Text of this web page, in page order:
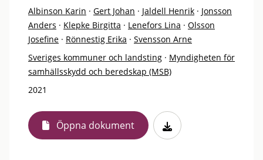
Albinson Karin · Gert Johan · Jaldell Henrik · Jonsson
Anders · Klepke Birgitta · Lenefors Lina · Olsson
Josefine · Rönnestig Erika · Svensson Arne
Sveriges kommuner och landsting · Myndigheten för
samhällsskydd och beredskap (MSB)
2021
Öppna dokument